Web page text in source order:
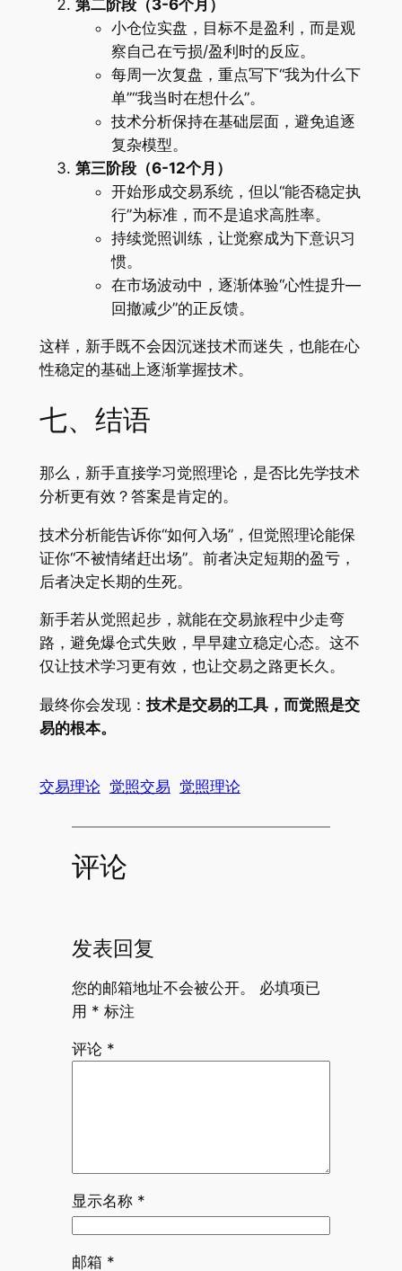
第二阶段（3-6个月）
小仓位实盘，目标不是盈利，而是观
察自己在亏损/盈利时的反应。
每周一次复盘，重点写下“我为什么下
单”“我当时在想什么”。
技术分析保持在基础层面，避免追逐
复杂模型。
第三阶段（6-12个月）
开始形成交易系统，但以“能否稳定执
行”为标准，而不是追求高胜率。
持续觉照训练，让觉察成为下意识习
惯。
在市场波动中，逐渐体验“心性提升—
回撤减少”的正反馈。
这样，新手既不会因沉迷技术而迷失，也能在心
性稳定的基础上逐渐掌握技术。
七、结语
那么，新手直接学习觉照理论，是否比先学技术
分析更有效？答案是肯定的。
技术分析能告诉你“如何入场”，但觉照理论能保
证你“不被情绪赶出场”。前者决定短期的盈亏，
后者决定长期的生死。
新手若从觉照起步，就能在交易旅程中少走弯
路，避免爆仓式失败，早早建立稳定心态。这不
仅让技术学习更有效，也让交易之路更长久。
最终你会发现： 技术是交易的工具，而觉照是交
易的根本。
交易理论 觉照交易 觉照理论
评论
发表回复
您的邮箱地址不会被公开。
必填项已
用 * 标注
评论 *
显示名称 *
邮箱 *